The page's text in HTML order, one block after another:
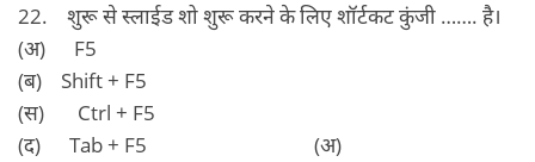
22. शुरू से स्‍लाईड शो शुरू करने के लिए शॉर्टकट कुंजी ……. है।
(अ) F5
(ब) Shift + F5
(स) Ctrl + F5
(द) Tab + F5 (अ)